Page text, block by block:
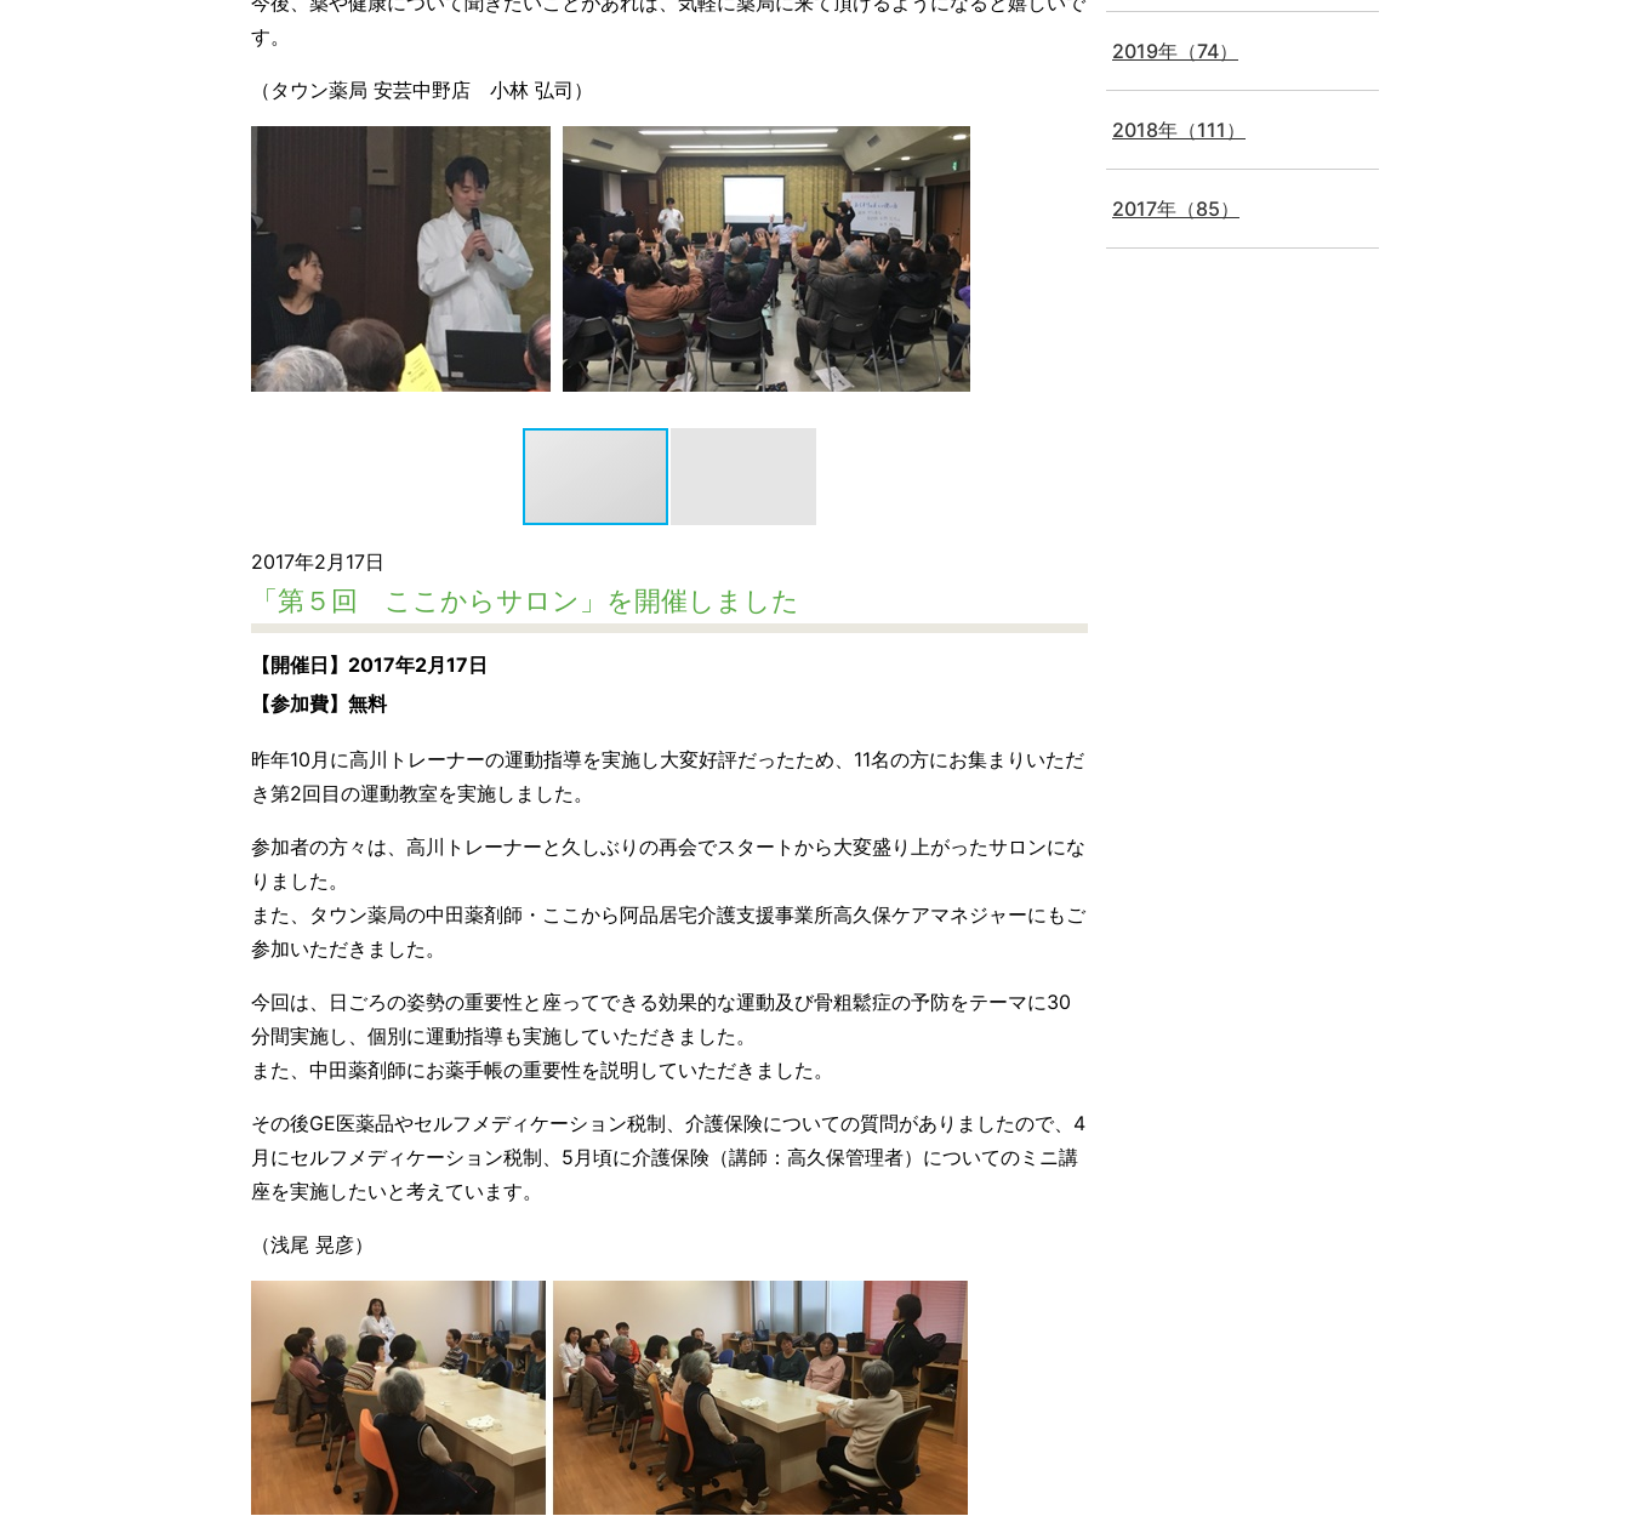
す。
（タウン薬局 安芸中野店 小林 弘司）
2017年2月17日
「第５回 ここからサロン」を開催しました
【開催日】2017年2月17日
【参加費】無料
昨年10月に高川トレーナーの運動指導を実施し大変好評だったため、11名の方にお集まりいただ
き第2回目の運動教室を実施しました。
参加者の方々は、高川トレーナーと久しぶりの再会でスタートから大変盛り上がったサロンにな
りました。
また、タウン薬局の中田薬剤師・ここから阿品居宅介護支援事業所高久保ケアマネジャーにもご
参加いただきました。
今回は、日ごろの姿勢の重要性と座ってできる効果的な運動及び骨粗鬆症の予防をテーマに30
分間実施し、個別に運動指導も実施していただきました。
また、中田薬剤師にお薬手帳の重要性を説明していただきました。
その後GE医薬品やセルフメディケーション税制、介護保険についての質問がありましたので、4
月にセルフメディケーション税制、5月頃に介護保険（講師：高久保管理者）についてのミニ講
座を実施したいと考えています。
（浅尾 晃彦）
2019年（74）
2018年（111）
2017年（85）